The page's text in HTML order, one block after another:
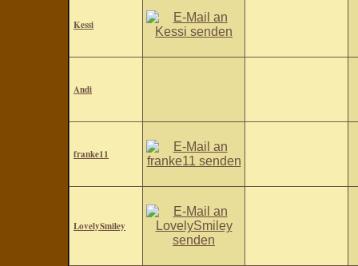
Kessi
Andi
franke11
LovelySmiley